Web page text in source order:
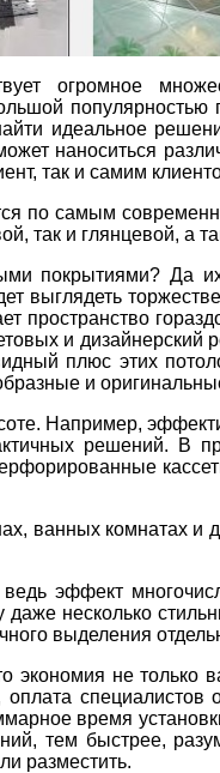
огромное
популярностью
идеальное
наноситься
так и самим
по самым
так и глянцевой, а
покрытиями? Да
выглядеть
пространство
и дизайнерский
плюс этих
и
Например,
решений. В
ванных комнатах и
эффект
несколько
выделения
экономия не только
специалистов
время
тем быстрее,
разместить.